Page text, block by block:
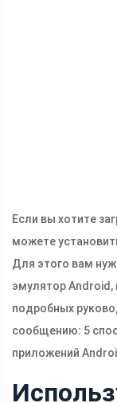
Если вы хотите
можете
Для этого вам
эмулятор
подробных
сообщению: 5
приложений